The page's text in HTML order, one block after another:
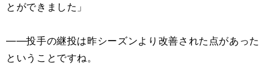
とができました」
――投手の継投は昨シーズンより改善された点があった
ということですね。